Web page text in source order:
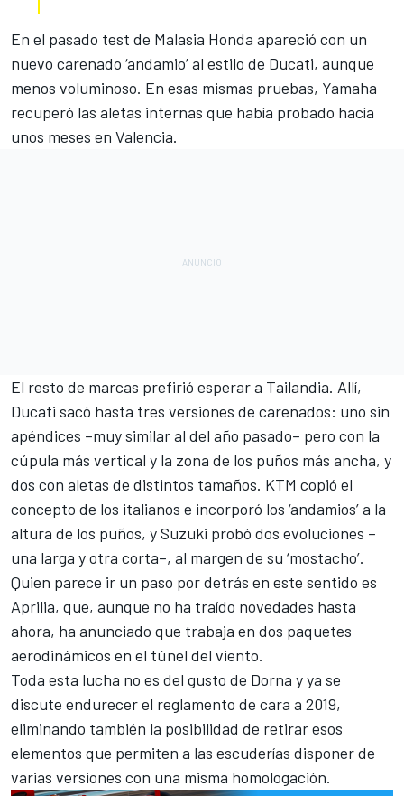
En el pasado test de Malasia Honda apareció con un
nuevo carenado ‘andamio’ al estilo de Ducati, aunque
menos voluminoso. En esas mismas pruebas, Yamaha
recuperó las aletas internas que había probado hacía
unos meses en Valencia.
El resto de marcas prefirió esperar a Tailandia. Allí,
Ducati sacó hasta tres versiones de carenados: uno sin
apéndices –muy similar al del año pasado– pero con la
cúpula más vertical y la zona de los puños más ancha, y
dos con aletas de distintos tamaños. KTM copió el
concepto de los italianos e incorporó los ‘andamios’ a la
altura de los puños, ySuzuki probó dos evoluciones –
una larga y otra corta–, al margen de su ‘mostacho’.
Quien parece ir un paso por detrás en este sentido es
Aprilia, que, aunque no ha traído novedades hasta
ahora, ha anunciado que trabaja en dos paquetes
aerodinámicos en el túnel del viento.
Toda esta lucha no es del gusto de Dorna y ya se
discute endurecer el reglamento de cara a 2019,
eliminando también la posibilidad de retirar esos
elementos que permiten a las escuderías disponer de
varias versiones con una misma homologación.